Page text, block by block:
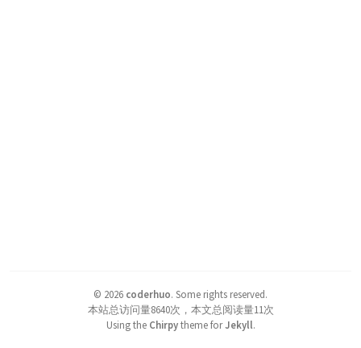
© 2026 coderhuo. Some rights reserved.
本站总访问量8640次，本文总阅读量11次
Using the Chirpytheme forJekyll.